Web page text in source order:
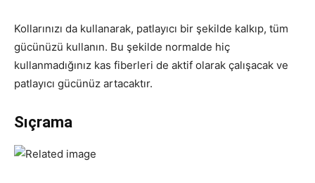
Kollarınızı da kullanarak, patlayıcı bir şekilde kalkıp, tüm
gücünüzü kullanın. Bu şekilde normalde hiç
kullanmadığınız kas fiberleri de aktif olarak çalışacak ve
patlayıcı gücünüz artacaktır.
Sıçrama